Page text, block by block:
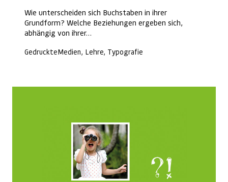
Wie unterscheiden sich Buchstaben in ihrer
Grundform? Welche Beziehungen ergeben sich,
abhängig von ihrer…
GedruckteMedien, Lehre, Typografie